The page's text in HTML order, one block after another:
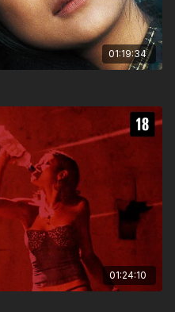
01:19:34
01:24:10